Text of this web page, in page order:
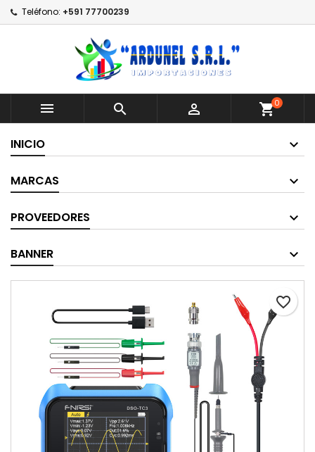
Teléfono: +591 77700239
   shopping_cart0
INICIO
MARCAS
PROVEEDORES
BANNER
favorite_border